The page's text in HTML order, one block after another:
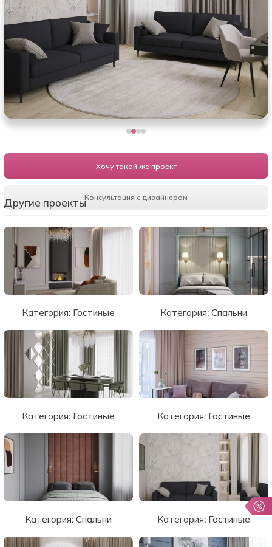
Хочу такой же проект
Консультация с дизайнером
Другие проекты
Категория: Гостиные Категория: Спальни
Категория: Гостиные Категория: Гостиные
Категория:Спальни Категория: Гостиные